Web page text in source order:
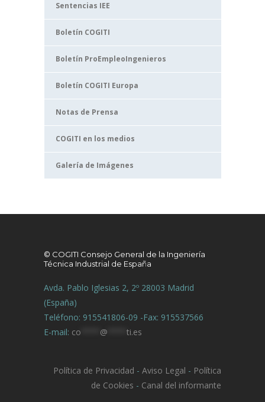
Sentencias IEE
Boletín COGITI
Boletín ProEmpleoIngenieros
Boletín COGITI Europa
Notas de Prensa
COGITI en los medios
Galería de Imágenes
© COGITI Consejo General de la Ingeniería
Técnica Industrial de España
Avda. Pablo Iglesias 2, 2º 28003 Madrid
(España)
Teléfono: 915541806-09 -Fax: 915537566
E-mail: co @ ti.es
Política de Privacidad - Aviso Legal - Política
de Cookies - Canal del informante